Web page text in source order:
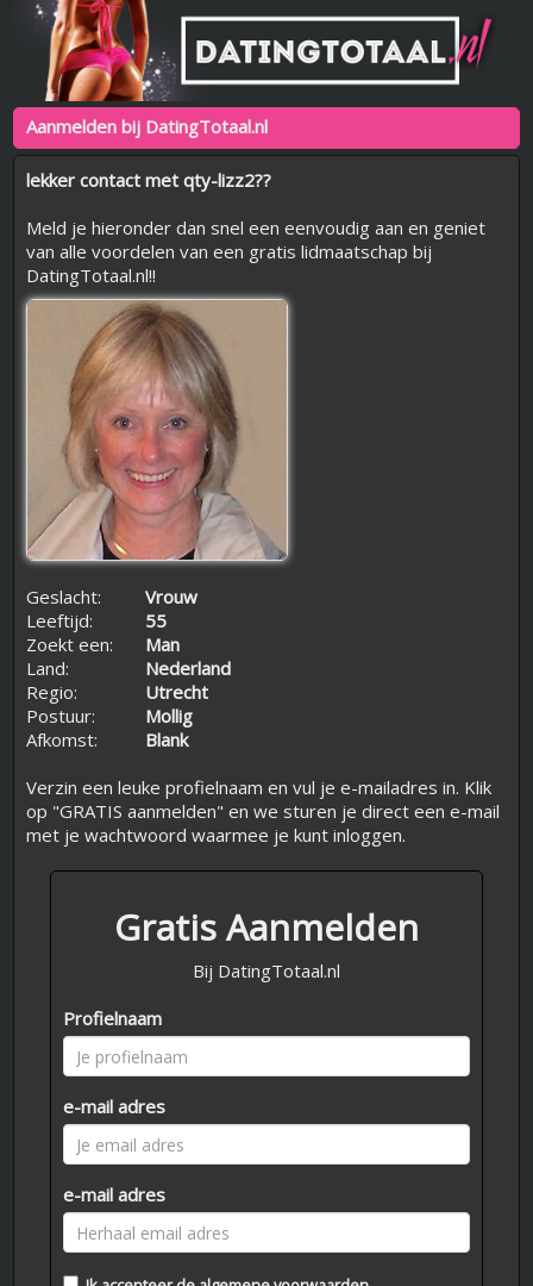
Aanmelden bij DatingTotaal.nl
lekker contact met qty-lizz2??
Meld je hieronder dan snel een eenvoudig aan en geniet
van alle voordelen van een gratis lidmaatschap bij
DatingTotaal.nl!!
Geslacht:
Vrouw
Leeftijd:
55
Zoekt een:
Man
Land:
Nederland
Regio:
Utrecht
Postuur:
Mollig
Afkomst:
Blank
Verzin een leuke profielnaam en vul je e-mailadres in. Klik
op "GRATIS aanmelden" en we sturen je direct een e-mail
met je wachtwoord waarmee je kunt inloggen.
Gratis Aanmelden
Bij DatingTotaal.nl
Profielnaam
e-mail adres
e-mail adres